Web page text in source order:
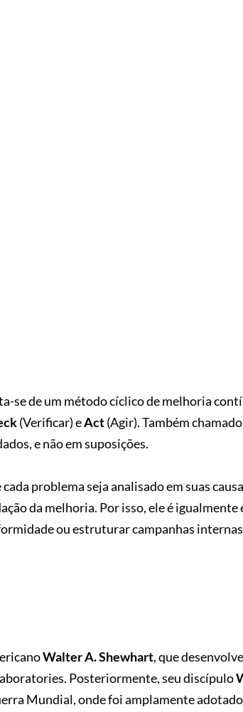
se de um método cíclico de melhoria
(Verificar) eAct(Agir). Também
e não em suposições.
problema seja analisado em suas
da melhoria. Por isso, ele é igualmente
ou estruturar campanhas
Walter A. Shewhart, que
Posteriormente, seu discípulo
Mundial, onde foi amplamente